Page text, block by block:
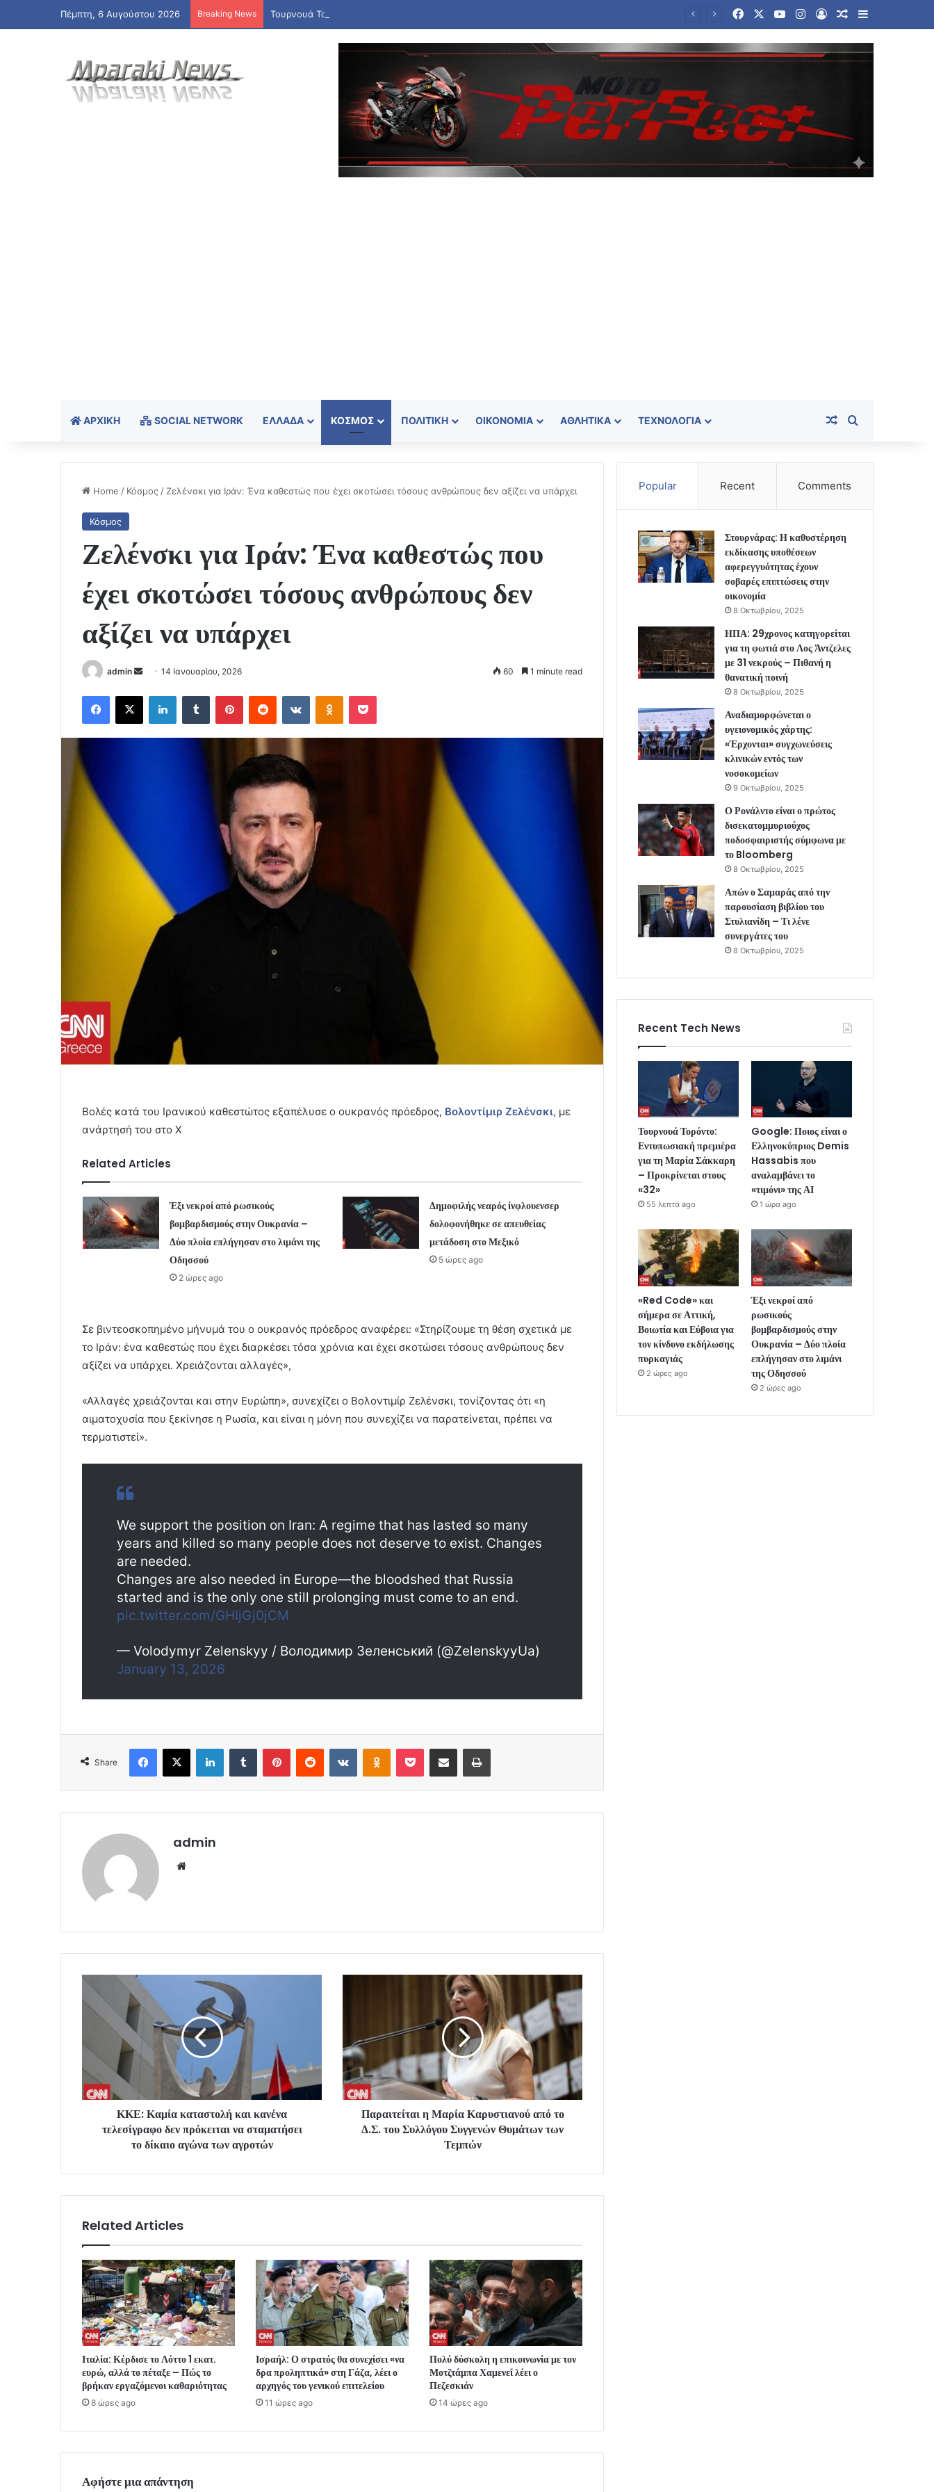
Πέμπτη, 6 Αυγούστου 2026 Breaking News Τουρνουά Τορόντο: Εντυπωσιακή πρεμιέρα για τη Μαρία Σάκκαρη – Προκρίνεται στους «32» FacebookYouTubeInstagram
Log InRandom Article
Sidebar
ΑΡΧΙΚΉ SOCIAL NETWORK ΕΛΛΆΔΑ ΚΌΣΜΟΣ ΠΟΛΙΤΙΚΉ ΟΙΚΟΝΟΜΊΑ ΑΘΛΗΤΙΚΆ ΤΕΧΝΟΛΟΓΊΑ Random Article
Home / Κόσμος / Ζελένσκι για Ιράν: Ένα καθεστώς που έχει σκοτώσει τόσους ανθρώπους δεν αξίζει να υπάρχει
Κόσμος
Ζελένσκι για Ιράν: Ένα καθεστώς που
έχει σκοτώσει τόσους ανθρώπους δεν
αξίζει να υπάρχει
admin
Send
email
14 Ιανουαρίου, 2026 60 1 minute read
Facebook
X LinkedInTumblr PinterestReddit VKontakteOdnoklassniki
Pocket
Βολές κατά του Ιρανικού καθεστώτος εξαπέλυσε ο ουκρανός πρόεδρος, Βολοντίμιρ Ζελένσκι, με
ανάρτησή του στο Χ
Related Articles
Έξι νεκροί από ρωσικούς
βομβαρδισμούς στην Ουκρανία –
Δύο πλοία επλήγησαν στο λιμάνι της
Οδησσού
2 ώρες ago
Δημοφιλής νεαρός ίνφλουενσερ
δολοφονήθηκε σε απευθείας
μετάδοση στο Μεξικό
5 ώρες ago
Σε βιντεοσκοπημένο μήνυμά του ο ουκρανός πρόεδρος αναφέρει: «Στηρίζουμε τη θέση σχετικά με
το Ιράν: ένα καθεστώς που έχει διαρκέσει τόσα χρόνια και έχει σκοτώσει τόσους ανθρώπους δεν
αξίζει να υπάρχει. Χρειάζονται αλλαγές»,
«Αλλαγές χρειάζονται και στην Ευρώπη», συνεχίζει ο Βολοντιμίρ Ζελένσκι, τονίζοντας ότι «η
αιματοχυσία που ξεκίνησε η Ρωσία, και είναι η μόνη που συνεχίζει να παρατείνεται, πρέπει να
τερματιστεί».
We support the position on Iran: A regime that has lasted so many
years and killed so many people does not deserve to exist. Changes
are needed.
Changes are also needed in Europe—the bloodshed that Russia
started and is the only one still prolonging must come to an end.
pic.twitter.com/GHIjGj0jCM
— Volodymyr Zelenskyy / Володимир Зеленський (@ZelenskyyUa)
January 13, 2026
Share
Facebook
X LinkedInTumblr PinterestReddit VKontakteOdnoklassniki
Pocket Share via Email Print
admin
ΚΚΕ: Καμία καταστολή και κανένα
τελεσίγραφο δεν πρόκειται να σταματήσει
το δίκαιο αγώνα των αγροτών
Παραιτείται η Μαρία Καρυστιανού από το
Δ.Σ. του Συλλόγου Συγγενών Θυμάτων των
Τεμπών
Related Articles
Ιταλία: Κέρδισε το Λόττο 1 εκατ.
ευρώ, αλλά το πέταξε – Πώς το
βρήκαν εργαζόμενοι καθαριότητας
8 ώρες ago
Ισραήλ: Ο στρατός θα συνεχίσει «να
δρα προληπτικά» στη Γάζα, λέει ο
αρχηγός του γενικού επιτελείου
11 ώρες ago
Πολύ δύσκολη η επικοινωνία με τον
Μοτζτάμπα Χαμενεΐ λέει ο
Πεζεσκιάν
14 ώρες ago
Αφήστε μια απάντηση
Popular Recent Comments
Στουρνάρας: Η καθυστέρηση
εκδίκασης υποθέσεων
αφερεγγυότητας έχουν
σοβαρές επιπτώσεις στην
οικονομία
8 Οκτωβρίου, 2025
ΗΠΑ: 29χρονος κατηγορείται
για τη φωτιά στο Λος Άντζελες
με 31 νεκρούς – Πιθανή η
θανατική ποινή
8 Οκτωβρίου, 2025
Αναδιαμορφώνεται ο
υγειονομικός χάρτης:
«Έρχονται» συγχωνεύσεις
κλινικών εντός των
νοσοκομείων
9 Οκτωβρίου, 2025
Ο Ρονάλντο είναι ο πρώτος
δισεκατομμυριούχος
ποδοσφαιριστής σύμφωνα με
το Bloomberg
8 Οκτωβρίου, 2025
Απών ο Σαμαράς από την
παρουσίαση βιβλίου του
Στυλιανίδη – Τι λένε
συνεργάτες του
8 Οκτωβρίου, 2025
Recent Tech News
Τουρνουά Τορόντο:
Εντυπωσιακή πρεμιέρα
για τη Μαρία Σάκκαρη
– Προκρίνεται στους
«32»
55 λεπτά ago
Google: Ποιος είναι ο
Ελληνοκύπριος Demis
Hassabis που
αναλαμβάνει το
«τιμόνι» της ΑΙ
1 ώρα ago
«Red Code» και
σήμερα σε Αττική,
Βοιωτία και Εύβοια για
τον κίνδυνο εκδήλωσης
πυρκαγιάς
2 ώρες ago
Έξι νεκροί από
ρωσικούς
βομβαρδισμούς στην
Ουκρανία – Δύο πλοία
επλήγησαν στο λιμάνι
της Οδησσού
2 ώρες ago